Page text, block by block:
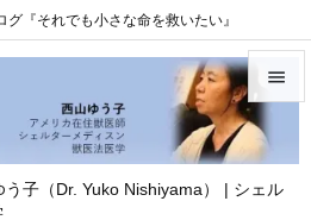
子（Dr. Yuko Nishiyama） | シェル



グ『それでも小さな命を救いたい』
ル 西山ゆう子・刊行著書
Facebook Instagram